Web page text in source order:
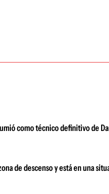
como técnico definitivo de
de descenso y está en una